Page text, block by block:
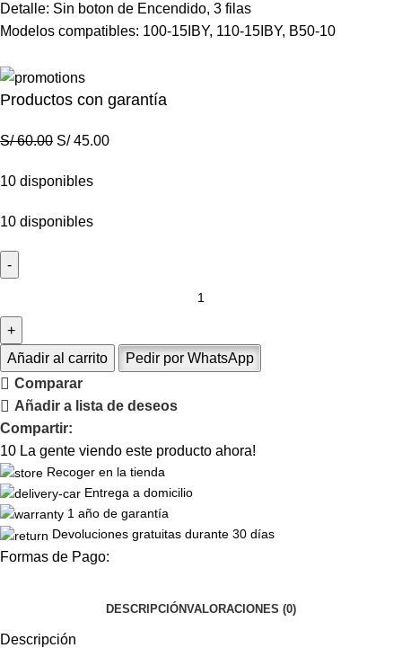
Detalle: Sin boton de Encendido, 3 filas
Modelos compatibles: 100-15IBY, 110-15IBY, B50-10
Productos con garantía
S/60.00 S/45.00
10 disponibles
10 disponibles
Añadir al carrito
Pedir por WhatsApp
Comparar
Añadir a lista de deseos
Compartir:
10 La gente viendo este producto ahora!
Recoger en la tienda
Entrega a domicilio
1 año de garantía
Devoluciones gratuitas durante 30 días
Formas de Pago:
DESCRIPCIÓNVALORACIONES (0)
Descripción